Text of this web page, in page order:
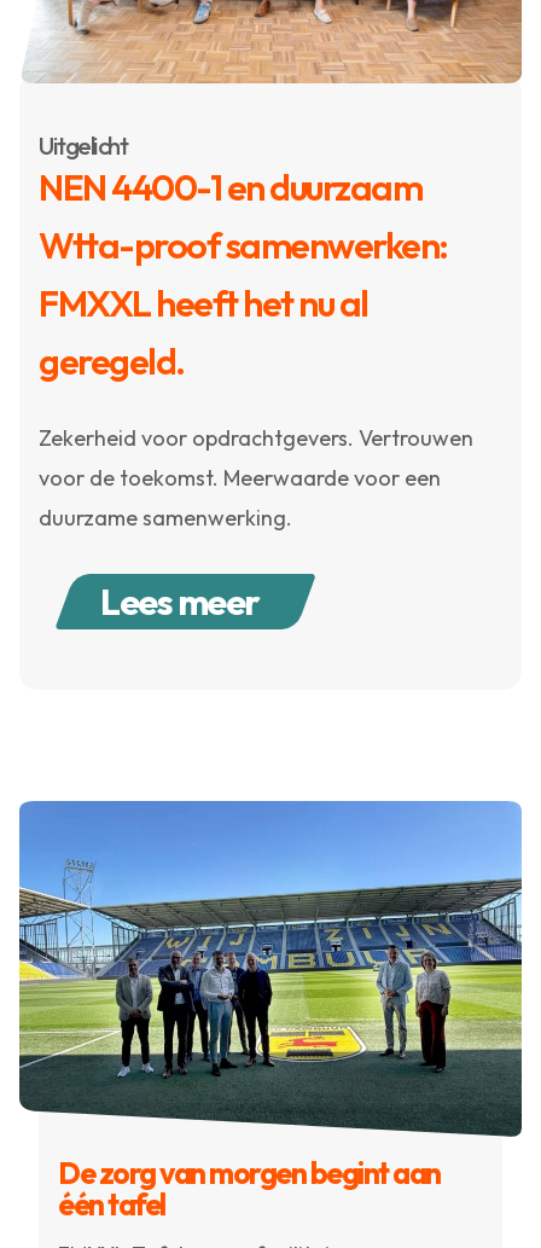
Uitgelicht
NEN 4400-1 en duurzaam
Wtta-proof samenwerken:
FMXXL heeft het nu al
geregeld.
Zekerheid voor opdrachtgevers. Vertrouwen
voor de toekomst. Meerwaarde voor een
duurzame samenwerking.
Lees meer
De zorg van morgen begint aan
één tafel